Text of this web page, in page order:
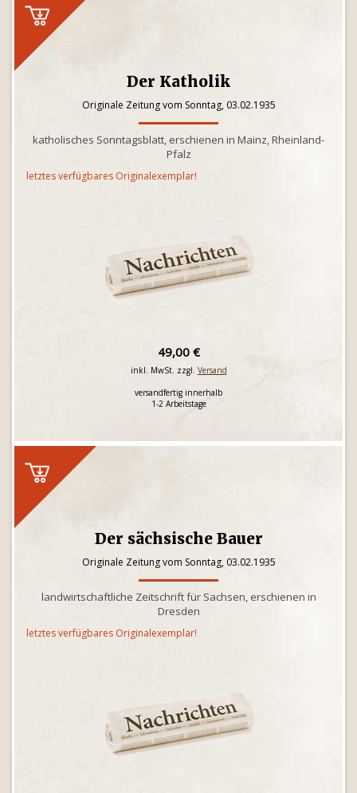
Der Katholik
Originale Zeitung vom Sonntag, 03.02.1935
katholisches Sonntagsblatt, erschienen in Mainz, Rheinland-
Pfalz
letztes verfügbares Originalexemplar!
49,00 €
inkl. MwSt. zzgl. Versand
versandfertig innerhalb
1-2 Arbeitstage
Der sächsische Bauer
Originale Zeitung vom Sonntag, 03.02.1935
landwirtschaftliche Zeitschrift für Sachsen, erschienen in
Dresden
letztes verfügbares Originalexemplar!